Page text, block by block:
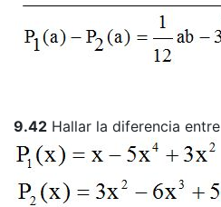
9.42 Hallar la diferencia entre